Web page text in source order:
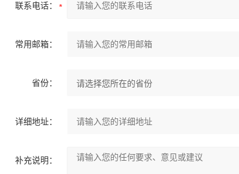
联系电话：
常用邮箱：
省份：
详细地址：
补充说明：